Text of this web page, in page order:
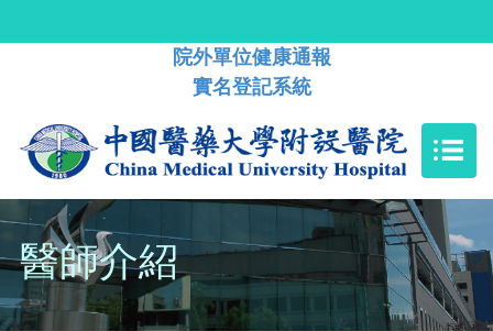
院外單位健康通報
實名登記系統
醫師介紹